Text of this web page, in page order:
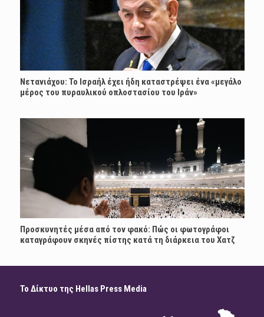
Νετανιάχου: Το Ισραήλ έχει ήδη καταστρέψει ένα «μεγάλο
μέρος του πυραυλικού οπλοστασίου του Ιράν»
Προσκυνητές μέσα από τον φακό: Πώς οι φωτογράφοι
καταγράφουν σκηνές πίστης κατά τη διάρκεια του Χατζ
Το Δίκτυο της Hellas Press Media